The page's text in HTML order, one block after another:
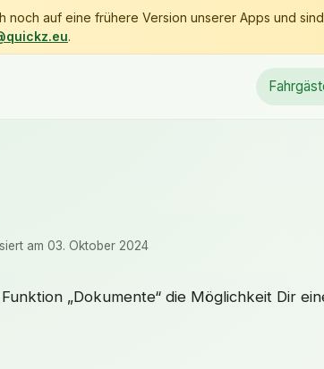
noch auf eine frühere Version unserer Apps und
.
am 03. Oktober 2024
„Dokumente“ die Möglichkeit Dir